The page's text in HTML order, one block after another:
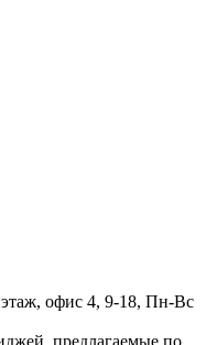
офис 4, 9-18, Пн-Вс
предлагаемые по